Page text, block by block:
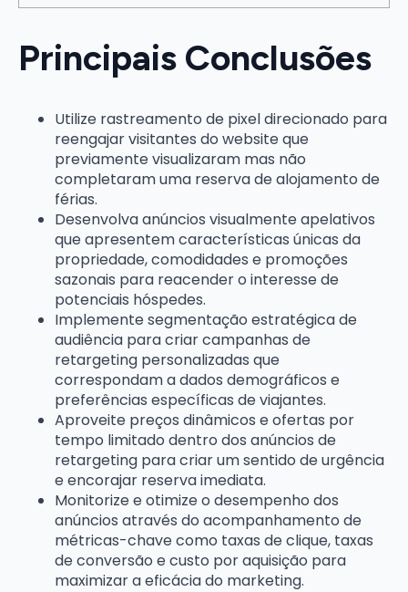
Principais Conclusões
Utilize rastreamento de pixel direcionado para
reengajar visitantes do website que
previamente visualizaram mas não
completaram uma reserva de alojamento de
férias.
Desenvolva anúncios visualmente apelativos
que apresentem características únicas da
propriedade, comodidades e promoções
sazonais para reacender o interesse de
potenciais hóspedes.
Implemente segmentação estratégica de
audiência para criar campanhas de
retargeting personalizadas que
correspondam a dados demográficos e
preferências específicas de viajantes.
Aproveite preços dinâmicos e ofertas por
tempo limitado dentro dos anúncios de
retargeting para criar um sentido de urgência
e encorajar reserva imediata.
Monitorize e otimize o desempenho dos
anúncios através do acompanhamento de
métricas-chave como taxas de clique, taxas
de conversão e custo por aquisição para
maximizar a eficácia do marketing.